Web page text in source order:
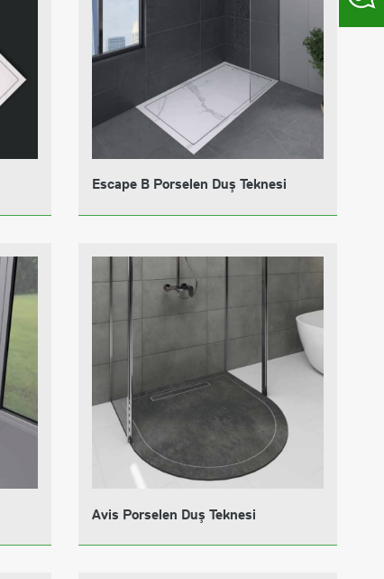
Escape B Porselen Duş Teknesi
Avis Porselen Duş Teknesi